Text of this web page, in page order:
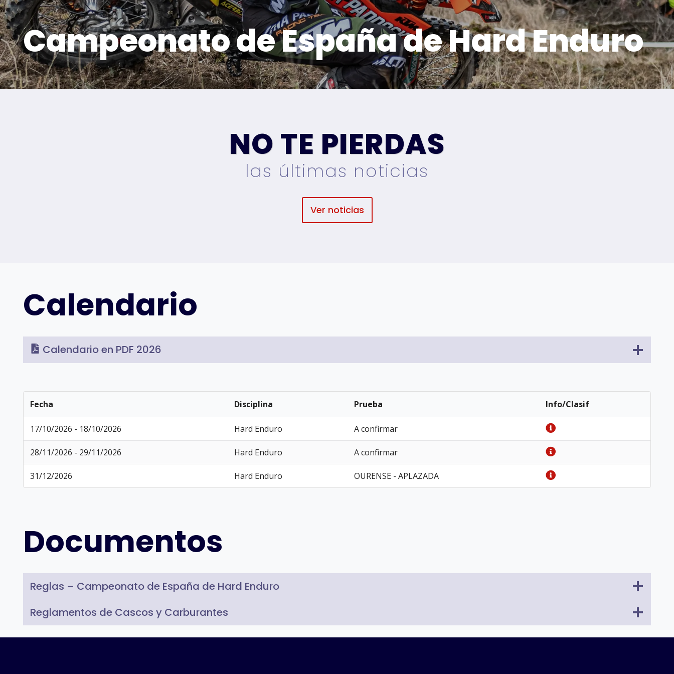
Campeonato de España de Hard Enduro
NO TE PIERDAS
las últimas noticias
Ver noticias
Calendario
Calendario en PDF 2026
Fecha Disciplina Prueba Info/Clasif
17/10/2026 - 18/10/2026 Hard Enduro A confirmar
28/11/2026 - 29/11/2026 Hard Enduro A confirmar
31/12/2026 Hard Enduro OURENSE - APLAZADA
Documentos
Reglas – Campeonato de España de Hard Enduro
Reglamentos de Cascos y Carburantes